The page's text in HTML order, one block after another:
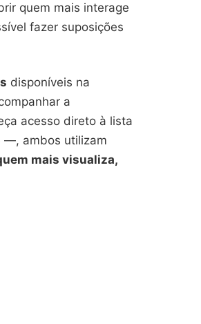
quem mais interage
fazer suposições
disponíveis na
a
acesso direto à lista
—, ambos utilizam
mais visualiza,